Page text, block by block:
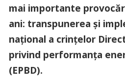
mai importante
ani: transpunerea și
național a crințelor
privind performanța
(EPBD).